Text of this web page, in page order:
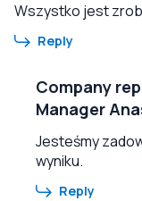
Wszystko jest
Reply
Company
Manager
Jesteśmy
wyniku.
Reply